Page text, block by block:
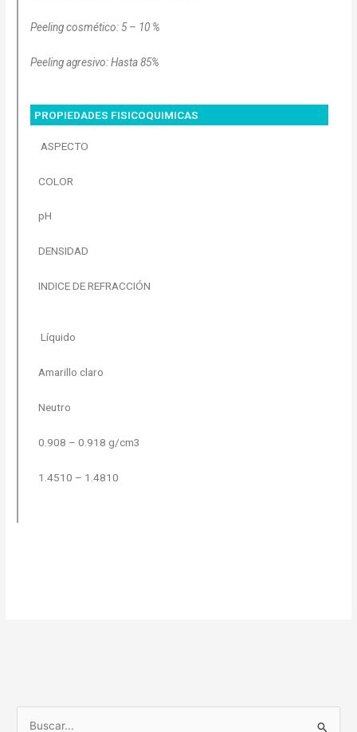
Peeling cosmético: 5 – 10 %
Peeling agresivo: Hasta 85%
PROPIEDADES FISICOQUIMICAS
ASPECTO
COLOR
pH
DENSIDAD
INDICE DE REFRACCIÓN
Líquido
Amarillo claro
Neutro
0.908 – 0.918 g/cm3
1.4510 – 1.4810